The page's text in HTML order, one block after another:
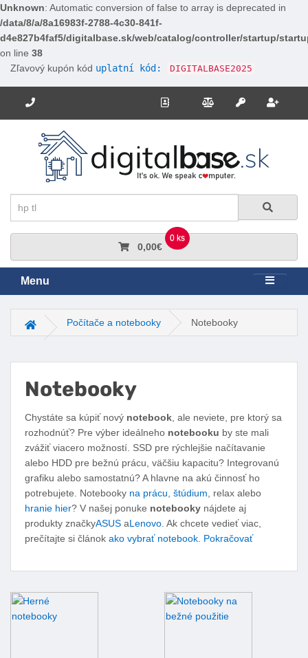
Unknown: Automatic conversion of false to array is deprecated in
/data/8/a/8a16983f-2788-4c30-841f-
d4e827b4faf5/digitalbase.sk/web/catalog/controller/startup/
on line 38
Zľavový kupón kód uplatní kód: DIGITALBASE2025
Potrebujete poradiť? Zavolajte nám. Kontakt Porovnanie
Prihlásiť sa
0 ks
0,00€
Menu
Hlavná stránkaPočítače a notebooky Notebooky
Notebooky
Chystáte sa kúpiť nový notebook , ale neviete, pre ktorý sa
rozhodnúť? Pre výber ideálneho notebooku by ste mali
zvážiť viacero možností. SSD pre rýchlejšie načítavanie
alebo HDD pre bežnú prácu, väčšiu kapacitu? Integrovanú
grafiku alebo samostatnú? A hlavne na akú činnosť ho
potrebujete. Notebooky na prácu štúdium , relax alebo
hranie hier? V našej ponuke notebooky nájdete aj
produkty značkyASUS aLenovo . Ak chcete vedieť viac,
prečítajte si článok ako vybrať notebook Pokračovať
Podkategórie notebooky